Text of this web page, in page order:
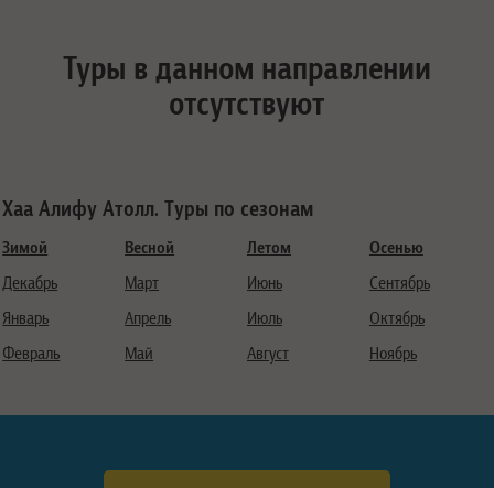
Туры в данном направлении
отсутствуют
Хаа Алифу Атолл. Туры по сезонам
Зимой
Декабрь
Январь
Февраль
Весной
Март
Апрель
Май
Летом
Июнь
Июль
Август
Осенью
Сентябрь
Октябрь
Ноябрь